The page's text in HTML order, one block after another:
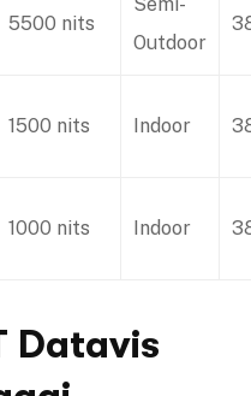
5500 nits
Semi-
Outdoor
1500 nits Indoor
1000 nits Indoor
Datavis